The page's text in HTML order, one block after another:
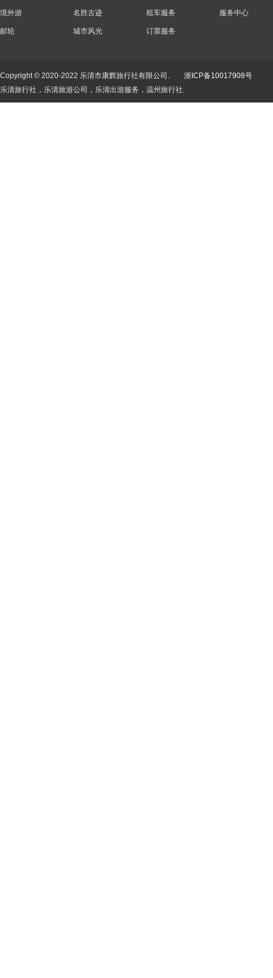
境外游
邮轮
名胜古迹
城市风光
租车服务
订票服务
服务中心
Copyright © 2020-2022 乐清市康辉旅行社有限公司. 浙ICP备10017908号
乐清旅行社，乐清旅游公司，乐清出游服务，温州旅行社.